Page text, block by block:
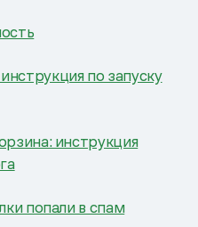
по запуску
инструкция
попали в спам